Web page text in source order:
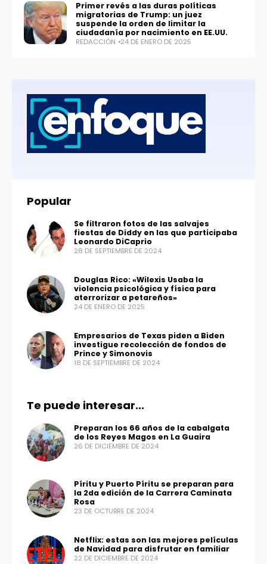
Primer revés a las duras políticas
migratorias de Trump: un juez
suspende la orden de limitar la
ciudadanía por nacimiento en EE.UU.
REDACCIÓN 24 DE ENERO DE 2025
Popular
Se filtraron fotos de las salvajes
fiestas de Diddy en las que participaba
Leonardo DiCaprio
28 DE SEPTIEMBRE DE 2024
Douglas Rico: «Wilexis Usaba la
violencia psicológica y física para
aterrorizar a petareños»
24 DE ENERO DE 2025
Empresarios de Texas piden a Biden
investigue recolección de fondos de
Prince y Simonovis
18 DE SEPTIEMBRE DE 2024
Te puede interesar...
Preparan los 66 años de la cabalgata
de los Reyes Magos en La Guaira
26 DE DICIEMBRE DE 2024
Píritu y Puerto Píritu se preparan para
la 2da edición de la Carrera Caminata
Rosa
23 DE OCTUBRE DE 2024
Netflix: estas son las mejores películas
de Navidad para disfrutar en familiar
22 DE DICIEMBRE DE 2024